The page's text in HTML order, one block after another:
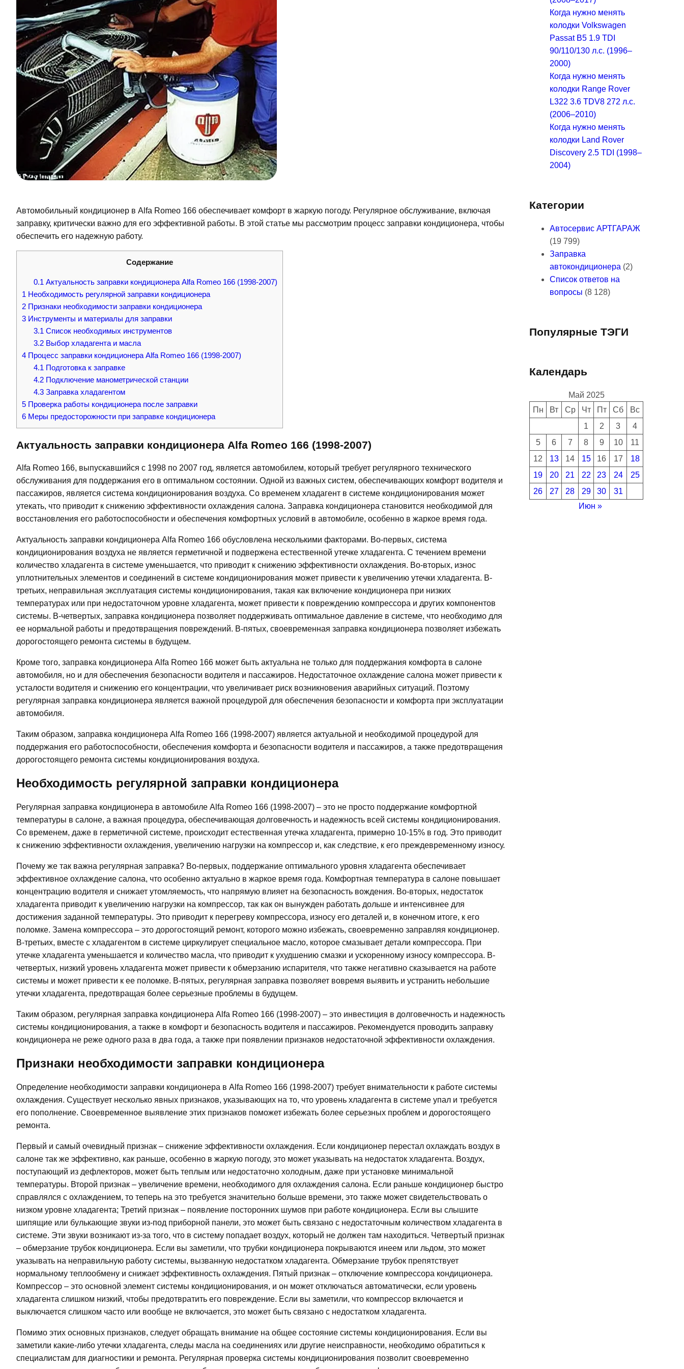
Автомобильный кондиционер в Alfa Romeo 166 обеспечивает комфорт в жаркую погоду. Регулярное обслуживание, включая
заправку, критически важно для его эффективной работы. В этой статье мы рассмотрим процесс заправки кондиционера, чтобы
обеспечить его надежную работу.
Содержание
0.1 Актуальность заправки кондиционера Alfa Romeo 166 (1998-2007)
1 Необходимость регулярной заправки кондиционера
2 Признаки необходимости заправки кондиционера
3 Инструменты и материалы для заправки
3.1 Список необходимых инструментов
3.2Выбор хладагента и масла
4 Процесс заправки кондиционера Alfa Romeo 166 (1998-2007)
4.1 Подготовка к заправке
4.2Подключение манометрической станции
4.3Заправка хладагентом
5 Проверка работы кондиционера после заправки
6 Меры предосторожности при заправке кондиционера
Актуальность заправки кондиционера Alfa Romeo 166 (1998-2007)
Alfa Romeo 166, выпускавшийся с 1998 по 2007 год, является автомобилем, который требует регулярного технического
обслуживания для поддержания его в оптимальном состоянии. Одной из важных систем, обеспечивающих комфорт водителя и
пассажиров, является система кондиционирования воздуха. Со временем хладагент в системе кондиционирования может
утекать, что приводит к снижению эффективности охлаждения салона. Заправка кондиционера становится необходимой для
восстановления его работоспособности и обеспечения комфортных условий в автомобиле, особенно в жаркое время года.
Актуальность заправки кондиционера Alfa Romeo 166 обусловлена несколькими факторами. Во-первых, система
кондиционирования воздуха не является герметичной и подвержена естественной утечке хладагента. С течением времени
количество хладагента в системе уменьшается, что приводит к снижению эффективности охлаждения. Во-вторых, износ
уплотнительных элементов и соединений в системе кондиционирования может привести к увеличению утечки хладагента. В-
третьих, неправильная эксплуатация системы кондиционирования, такая как включение кондиционера при низких
температурах или при недостаточном уровне хладагента, может привести к повреждению компрессора и других компонентов
системы. В-четвертых, заправка кондиционера позволяет поддерживать оптимальное давление в системе, что необходимо для
ее нормальной работы и предотвращения повреждений. В-пятых, своевременная заправка кондиционера позволяет избежать
дорогостоящего ремонта системы в будущем.
Кроме того, заправка кондиционера Alfa Romeo 166 может быть актуальна не только для поддержания комфорта в салоне
автомобиля, но и для обеспечения безопасности водителя и пассажиров. Недостаточное охлаждение салона может привести к
усталости водителя и снижению его концентрации, что увеличивает риск возникновения аварийных ситуаций. Поэтому
регулярная заправка кондиционера является важной процедурой для обеспечения безопасности и комфорта при эксплуатации
автомобиля.
Таким образом, заправка кондиционера Alfa Romeo 166 (1998-2007) является актуальной и необходимой процедурой для
поддержания его работоспособности, обеспечения комфорта и безопасности водителя и пассажиров, а также предотвращения
дорогостоящего ремонта системы кондиционирования воздуха.
Необходимость регулярной заправки кондиционера
Регулярная заправка кондиционера в автомобиле Alfa Romeo 166 (1998-2007) – это не просто поддержание комфортной
температуры в салоне, а важная процедура, обеспечивающая долговечность и надежность всей системы кондиционирования.
Со временем, даже в герметичной системе, происходит естественная утечка хладагента, примерно 10-15% в год. Это приводит
к снижению эффективности охлаждения, увеличению нагрузки на компрессор и, как следствие, к его преждевременному износу.
Почему же так важна регулярная заправка? Во-первых, поддержание оптимального уровня хладагента обеспечивает
эффективное охлаждение салона, что особенно актуально в жаркое время года. Комфортная температура в салоне повышает
концентрацию водителя и снижает утомляемость, что напрямую влияет на безопасность вождения. Во-вторых, недостаток
хладагента приводит к увеличению нагрузки на компрессор, так как он вынужден работать дольше и интенсивнее для
достижения заданной температуры. Это приводит к перегреву компрессора, износу его деталей и, в конечном итоге, к его
поломке. Замена компрессора – это дорогостоящий ремонт, которого можно избежать, своевременно заправляя кондиционер.
В-третьих, вместе с хладагентом в системе циркулирует специальное масло, которое смазывает детали компрессора. При
утечке хладагента уменьшается и количество масла, что приводит к ухудшению смазки и ускоренному износу компрессора. В-
четвертых, низкий уровень хладагента может привести к обмерзанию испарителя, что также негативно сказывается на работе
системы и может привести к ее поломке. В-пятых, регулярная заправка позволяет вовремя выявить и устранить небольшие
утечки хладагента, предотвращая более серьезные проблемы в будущем.
Таким образом, регулярная заправка кондиционера Alfa Romeo 166 (1998-2007) – это инвестиция в долговечность и надежность
системы кондиционирования, а также в комфорт и безопасность водителя и пассажиров. Рекомендуется проводить заправку
кондиционера не реже одного раза в два года, а также при появлении признаков недостаточной эффективности охлаждения.
Признаки необходимости заправки кондиционера
Определение необходимости заправки кондиционера в Alfa Romeo 166 (1998-2007) требует внимательности к работе системы
охлаждения. Существует несколько явных признаков, указывающих на то, что уровень хладагента в системе упал и требуется
его пополнение. Своевременное выявление этих признаков поможет избежать более серьезных проблем и дорогостоящего
ремонта.
Первый и самый очевидный признак – снижение эффективности охлаждения. Если кондиционер перестал охлаждать воздух в
салоне так же эффективно, как раньше, особенно в жаркую погоду, это может указывать на недостаток хладагента. Воздух,
поступающий из дефлекторов, может быть теплым или недостаточно холодным, даже при установке минимальной
температуры. Второй признак – увеличение времени, необходимого для охлаждения салона. Если раньше кондиционер быстро
справлялся с охлаждением, то теперь на это требуется значительно больше времени, это также может свидетельствовать о
низком уровне хладагента; Третий признак – появление посторонних шумов при работе кондиционера. Если вы слышите
шипящие или булькающие звуки из-под приборной панели, это может быть связано с недостаточным количеством хладагента в
системе. Эти звуки возникают из-за того, что в систему попадает воздух, который не должен там находиться. Четвертый признак
– обмерзание трубок кондиционера. Если вы заметили, что трубки кондиционера покрываются инеем или льдом, это может
указывать на неправильную работу системы, вызванную недостатком хладагента. Обмерзание трубок препятствует
нормальному теплообмену и снижает эффективность охлаждения. Пятый признак – отключение компрессора кондиционера.
Компрессор – это основной элемент системы кондиционирования, и он может отключаться автоматически, если уровень
хладагента слишком низкий, чтобы предотвратить его повреждение. Если вы заметили, что компрессор включается и
выключается слишком часто или вообще не включается, это может быть связано с недостатком хладагента.
Помимо этих основных признаков, следует обращать внимание на общее состояние системы кондиционирования. Если вы
заметили какие-либо утечки хладагента, следы масла на соединениях или другие неисправности, необходимо обратиться к
специалистам для диагностики и ремонта. Регулярная проверка системы кондиционирования позволит своевременно
Когда нужно менять
колодки Volkswagen
Passat B5 1.9 TDI
90/110/130 л.с. (1996–
2000)
Когда нужно менять
колодки Range Rover
L322 3.6 TDV8 272 л.с.
(2006–2010)
Когда нужно менять
колодки Land Rover
Discovery 2.5 TDI (1998–
2004)
Категории
Автосервис АРТГАРАЖ
(19 799)
Заправка
автокондиционера (2)
Список ответов на
вопросы (8 128)
Популярные ТЭГИ
Календарь
Май 2025
Пн
Вт Ср Чт Пт Сб
Вс
1
2 3
4
5
6 7 8 9 10
11
12
13 14 15 16 17
18
19
20 21 22 23 24
25
26
27 28 29 30
31
Июн »